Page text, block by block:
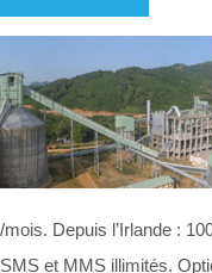
/mois. Depuis l’Irlande :
SMS et MMS illimités.